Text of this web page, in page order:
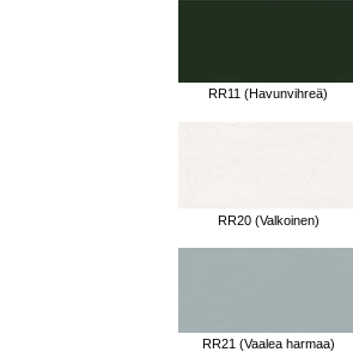
RR11 (Havunvihreä)
RR20 (Valkoinen)
RR21 (Vaalea harmaa)